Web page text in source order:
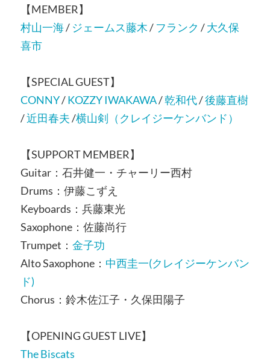
【MEMBER】
村⼭⼀海/ ジェームス藤⽊/ フランク /⼤久保
喜市
【SPECIAL GUEST】
CONNY/KOZZY IWAKAWA/乾和代/後藤直樹
/近田春夫/横山剣（クレイジーケンバンド）
【SUPPORT MEMBER】
Guitar：⽯井健⼀・チャーリー⻄村
Drums：伊藤こずえ
Keyboards：兵藤東光
Saxophone：佐藤尚⾏
Trumpet： ⾦⼦功
Alto Saxophone： 中⻄圭⼀(クレイジーケンバン
ド)
Chorus：鈴⽊佐江⼦・久保⽥陽⼦
【OPENING GUEST LIVE】
The Biscats